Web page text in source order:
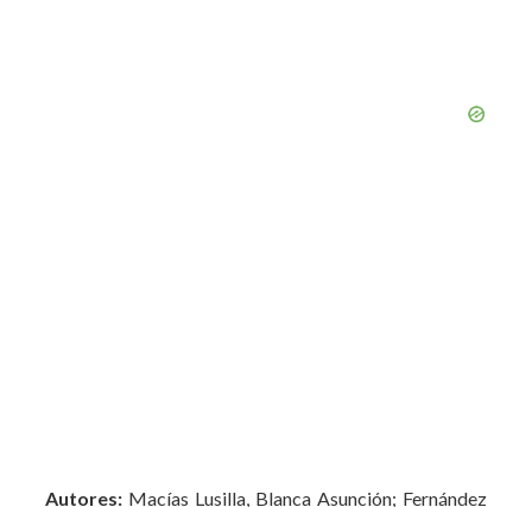
Autores: Macías Lusilla, Blanca Asunción; Fernández